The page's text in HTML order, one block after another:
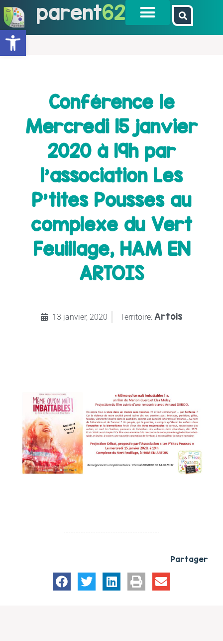
Ouvrir la barre d’outils
parent62
Conférence le
Mercredi 15 janvier
2020 à 19h par
l'association Les
P'tites Pousses au
complexe du Vert
Feuillage, HAM EN
ARTOIS
13 janvier, 2020 Territoire: Artois
Partager